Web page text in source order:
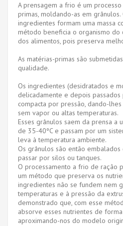
A prensagem a frio é um
primas, moldando-as em grânulos.
ingredientes formam uma massa
método beneficia o organismo do
dos alimentos, pois preserva
As matérias-primas são
qualidade.
Os ingredientes (desidratados e
delicadamente e depois passados
compacta por pressão, dando-
sem vapor ou altas temperaturas.
Esses grânulos saem da prensa a
de 35-40ºC e passam por um
leva à temperatura ambiente.
Os grânulos são então
passar por silos ou tanques.
O processamento a frio de ração
um método que preserva os
ingredientes não se fundem nem
temperaturas e à pressão da
demonstrado que, com esse
absorve esses nutrientes de
aproximando-nos do modelo